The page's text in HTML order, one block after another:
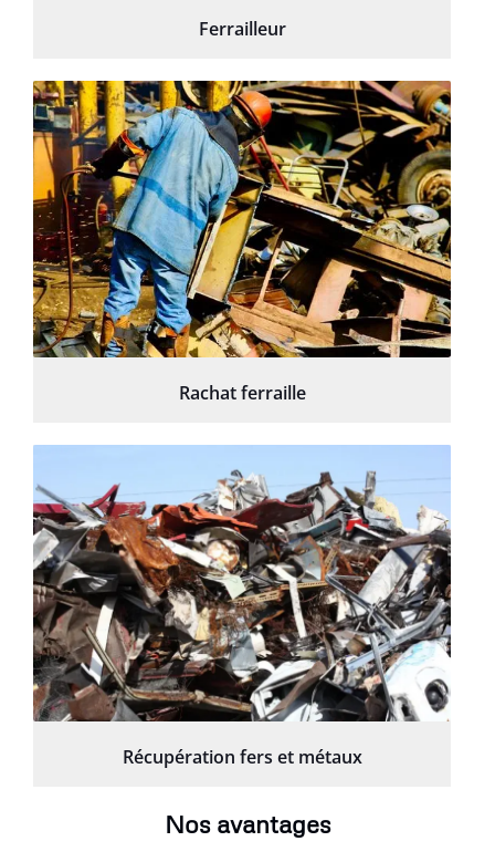
Ferrailleur
Rachat ferraille
Récupération fers et métaux
Nos avantages